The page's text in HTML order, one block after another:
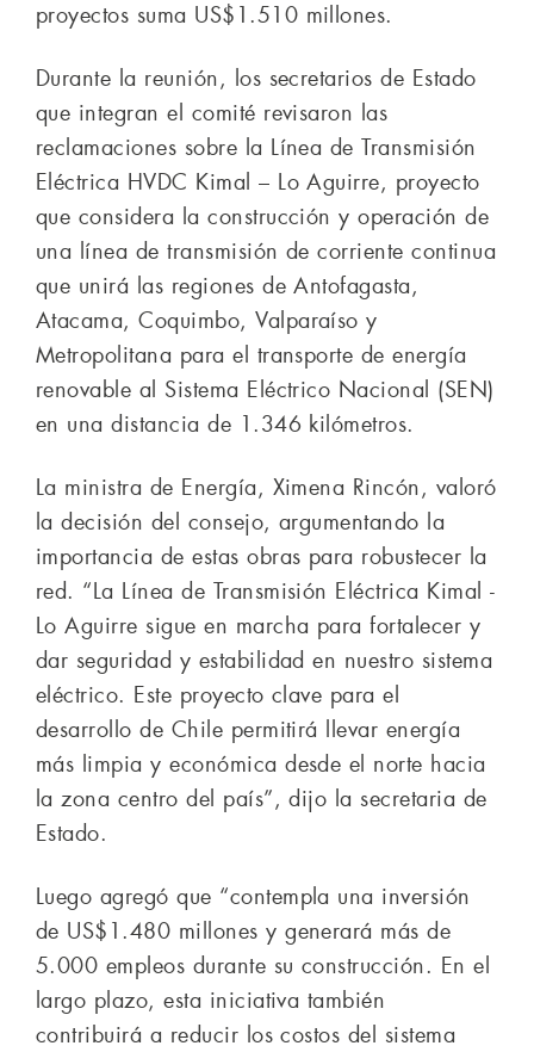
proyectos suma US$1.510 millones.
Durante la reunión, los secretarios de Estado
que integran el comité revisaron las
reclamaciones sobre la Línea de Transmisión
Eléctrica HVDC Kimal – Lo Aguirre, proyecto
que considera la construcción y operación de
una línea de transmisión de corriente continua
que unirá las regiones de Antofagasta,
Atacama, Coquimbo, Valparaíso y
Metropolitana para el transporte de energía
renovable al Sistema Eléctrico Nacional (SEN)
en una distancia de 1.346 kilómetros.
La ministra de Energía, Ximena Rincón, valoró
la decisión del consejo, argumentando la
importancia de estas obras para robustecer la
red. “La Línea de Transmisión Eléctrica Kimal -
Lo Aguirre sigue en marcha para fortalecer y
dar seguridad y estabilidad en nuestro sistema
eléctrico. Este proyecto clave para el
desarrollo de Chile permitirá llevar energía
más limpia y económica desde el norte hacia
la zona centro del país”, dijo la secretaria de
Estado.
Luego agregó que “contempla una inversión
de US$1.480 millones y generará más de
5.000 empleos durante su construcción. En el
largo plazo, esta iniciativa también
contribuirá a reducir los costos del sistema